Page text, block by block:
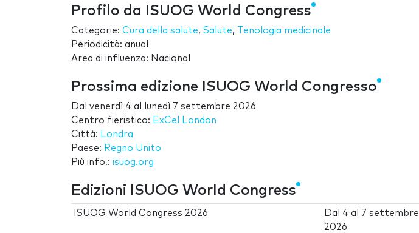
Profilo da ISUOG World Congress
Categorie: Cura della salute, Salute,
Tenologia medicinale
Periodicità: anual
Area di influenza: Nacional
Prossima edizione ISUOG World Congresso
Dal venerdì 4 al
lunedì 7 settembre 2026
Centro fieristico: ExCel London
Città: Londra
Paese: Regno Unito
Più info.: isuog.org
Edizioni ISUOG World Congress
ISUOG World Congress 2026 Dal 4 al
7 settembre
2026